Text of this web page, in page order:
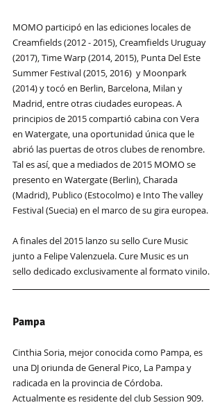
MOMO participó en las ediciones locales de
Creamfields (2012 - 2015), Creamfields Uruguay
(2017), Time Warp (2014, 2015), Punta Del Este
Summer Festival (2015, 2016)  y Moonpark
(2014) y tocó en Berlin, Barcelona, Milan y
Madrid, entre otras ciudades europeas. A
principios de 2015 compartió cabina con Vera
en Watergate, una oportunidad única que le
abrió las puertas de otros clubes de renombre.
Tal es así, que a mediados de 2015 MOMO se
presento en Watergate (Berlin), Charada
(Madrid), Publico (Estocolmo) e Into The valley
Festival (Suecia) en el marco de su gira europea.
A finales del 2015 lanzo su sello Cure Music
junto a Felipe Valenzuela. Cure Music es un
sello dedicado exclusivamente al formato vinilo.
Pampa
Cinthia Soria, mejor conocida como Pampa, es
una DJ oriunda de General Pico, La Pampa y
radicada en la provincia de Córdoba.
Actualmente es residente del club Session 909.